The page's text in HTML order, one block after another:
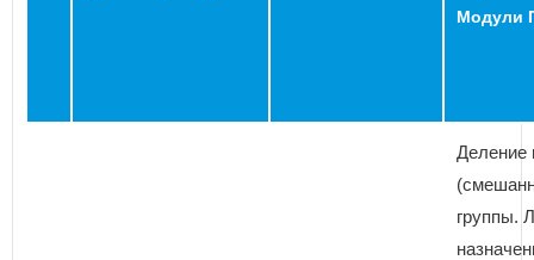
Модули
Деление
группы.